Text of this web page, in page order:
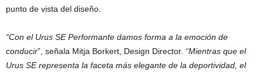
punto de vista del diseño.
“Con el Urus SE Performante damos forma a la emoción de
conducir”, señala Mitja Borkert, Design Director. “Mientras que el
Urus SE representa la faceta más elegante de la deportividad, el